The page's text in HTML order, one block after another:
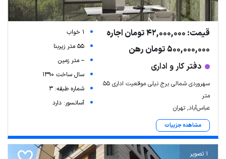
قیمت: 42,000,000 تومان اجاره
500,000,000 تومان رهن
دفتر کار و اداری
سهروردی شمالی برج نیلی موقعیت اداری 55
متر
عباس‌آباد, تهران
مشاهده جزییات
1 خواب
55 متر زیربنا
-- متر زمین
سال ساخت 1390
شماره طبقه: 3
آسانسور: دارد
1 تصویر